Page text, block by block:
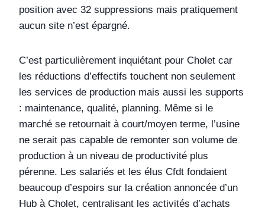
position avec 32 suppressions mais pratiquement
aucun site n’est épargné.
C’est particulièrement inquiétant pour Cholet car
les réductions d’effectifs touchent non seulement
les services de production mais aussi les supports
: maintenance, qualité, planning. Même si le
marché se retournait à court/moyen terme, l’usine
ne serait pas capable de remonter son volume de
production à un niveau de productivité plus
pérenne. Les salariés et les élus Cfdt fondaient
beaucoup d’espoirs sur la création annoncée d’un
Hub à Cholet, centralisant les activités d’achats